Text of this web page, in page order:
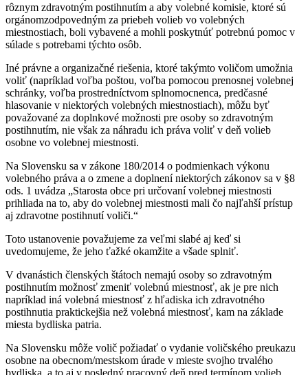
rôznym zdravotným postihnutím a aby volebné komisie, ktoré sú
orgánomzodpovedným za priebeh volieb vo volebných
miestnostiach, boli vybavené a mohli poskytnúť potrebnú pomoc v
súlade s potrebami týchto osôb.
Iné právne a organizačné riešenia, ktoré takýmto voličom umožnia
voliť (napríklad voľba poštou, voľba pomocou prenosnej volebnej
schránky, voľba prostredníctvom splnomocnenca, predčasné
hlasovanie v niektorých volebných miestnostiach), môžu byť
považované za doplnkové možnosti pre osoby so zdravotným
postihnutím, nie však za náhradu ich práva voliť v deň volieb
osobne vo volebnej miestnosti.
Na Slovensku sa v zákone 180/2014 o podmienkach výkonu
volebného práva a o zmene a doplnení niektorých zákonov sa v §8
ods. 1 uvádza „Starosta obce pri určovaní volebnej miestnosti
prihliada na to, aby do volebnej miestnosti mali čo najľahší prístup
aj zdravotne postihnutí voliči.“
Toto ustanovenie považujeme za veľmi slabé aj keď si
uvedomujeme, že jeho ťažké okamžite a všade splniť.
V dvanástich členských štátoch nemajú osoby so zdravotným
postihnutím možnosť zmeniť volebnú miestnosť, ak je pre nich
napríklad iná volebná miestnosť z hľadiska ich zdravotného
postihnutia praktickejšia než volebná miestnosť, kam na základe
miesta bydliska patria.
Na Slovensku môže volič požiadať o vydanie voličského preukazu
osobne na obecnom/mestskom úrade v mieste svojho trvalého
bydliska, a to aj v posledný pracovný deň pred termínom volieb